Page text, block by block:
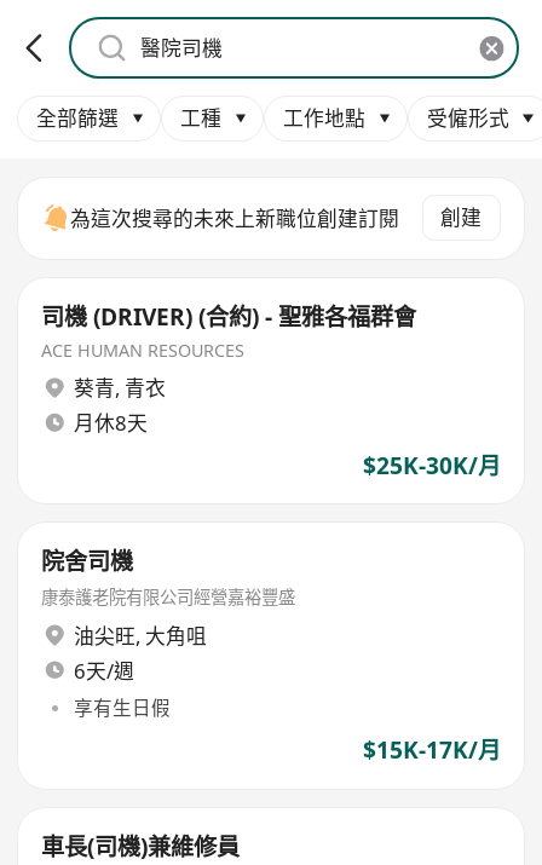
全部篩選 工種 工作地點 受僱形式
為這次搜尋的未來上新職位創建訂閱 創建
司機 (DRIVER) (合約) - 聖雅各福群會
ACE HUMAN RESOURCES
葵青, 青衣
月休8天
$25K-30K/月
院舍司機
康泰護老院有限公司經營嘉裕豐盛
油尖旺, 大角咀
6天/週
享有生日假
$15K-17K/月
車長(司機)兼維修員